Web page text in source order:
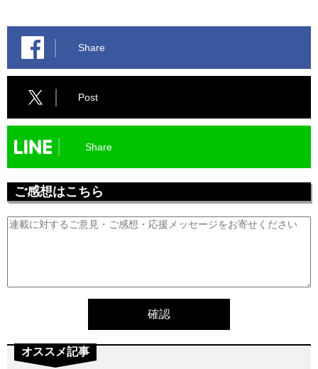
Share
Post
Share
ご感想はこちら
オススメ記事